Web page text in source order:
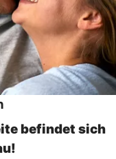
befindet sich